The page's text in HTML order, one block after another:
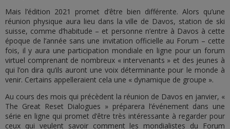
Mais l’édition 2021 promet d’être bien différente. Alors qu’une
réunion physique aura lieu dans la ville de Davos, station de ski
suisse, comme d’habitude – et personne n’entre à Davos à cette
époque de l’année sans une invitation officielle au Forum – cette
fois, il y aura une participation mondiale en ligne pour un forum
virtuel comprenant de nombreux « intervenants » et des jeunes à
qui l’on dira qu’ils auront une voix déterminante pour le monde à
venir. Certains appelleraient cela une « dynamique de groupe ».
Au cours des mois qui précèdent la réunion de Davos en janvier, «
The Great Reset Dialogues » préparera l’événement dans une
série en ligne qui promet d’être très intéressante à regarder pour
ceux qui veulent savoir comment les mondialistes du Forum